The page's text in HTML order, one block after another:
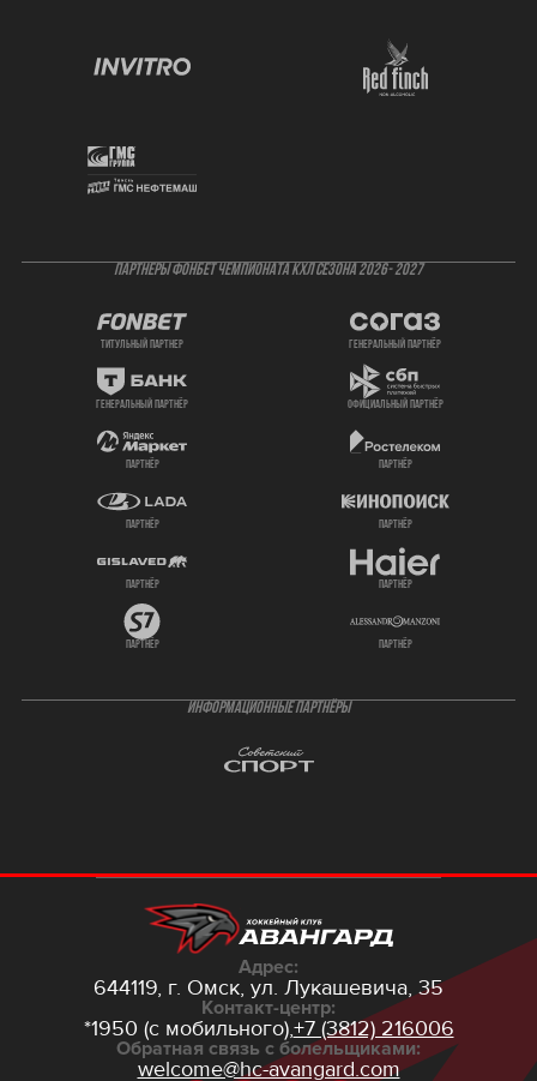
ПАРТНЕРЫ ФОНБЕТ ЧЕМПИОНАТА КХЛ СЕЗОНА 2026- 2027
титульный партнер генеральный партнёр
генеральный партнёр официальный партнёр
партнёр партнёр
партнёр партнёр
партнёр партнёр
партнёр партнёр
ИНФОРМАЦИОННЫЕ ПАРТНЁРЫ
Адрес:
644119, г. Омск, ул. Лукашевича, 35
Контакт-центр:
*1950 (с мобильного),+7 (3812) 216006
Обратная связь с болельщиками:
welcome@hc-avangard.com